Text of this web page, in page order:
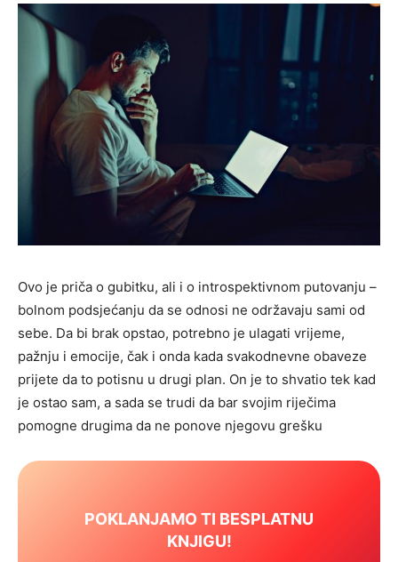
Ovo je priča o gubitku, ali i o introspektivnom putovanju –
bolnom podsjećanju da se odnosi ne održavaju sami od
sebe. Da bi brak opstao, potrebno je ulagati vrijeme,
pažnju i emocije, čak i onda kada svakodnevne obaveze
prijete da to potisnu u drugi plan. On je to shvatio tek kad
je ostao sam, a sada se trudi da bar svojim riječima
pomogne drugima da ne ponove njegovu grešku
POKLANJAMO TI BESPLATNU
KNJIGU!